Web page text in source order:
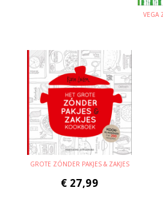
VEGA
GROTE ZÓNDER PAKJES & ZAKJES
€ 27,99